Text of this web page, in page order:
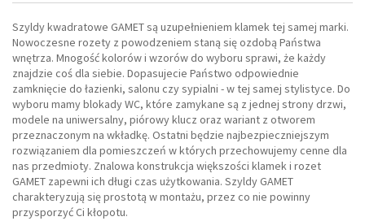
Szyldy kwadratowe GAMET są uzupełnieniem klamek tej samej marki.
Nowoczesne rozety z powodzeniem staną się ozdobą Państwa
wnętrza. Mnogość kolorów i wzorów do wyboru sprawi, że każdy
znajdzie coś dla siebie. Dopasujecie Państwo odpowiednie
zamknięcie do łazienki, salonu czy sypialni - w tej samej stylistyce. Do
wyboru mamy blokady WC, które zamykane są z jednej strony drzwi,
modele na uniwersalny, piórowy klucz oraz wariant z otworem
przeznaczonym na wkładkę. Ostatni będzie najbezpieczniejszym
rozwiązaniem dla pomieszczeń w których przechowujemy cenne dla
nas przedmioty. Znalowa konstrukcja większości klamek i rozet
GAMET zapewni ich długi czas użytkowania. Szyldy GAMET
charakteryzują się prostotą w montażu, przez co nie powinny
przysporzyć Ci kłopotu.